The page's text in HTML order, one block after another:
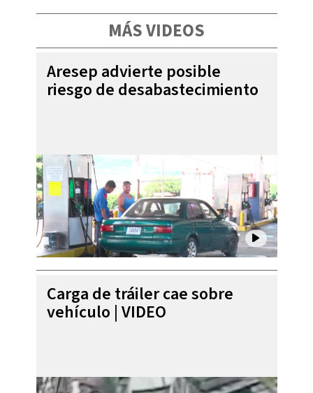
MÁS VIDEOS
Aresep advierte posible
riesgo de desabastecimiento
Carga de tráiler cae sobre
vehículo | VIDEO